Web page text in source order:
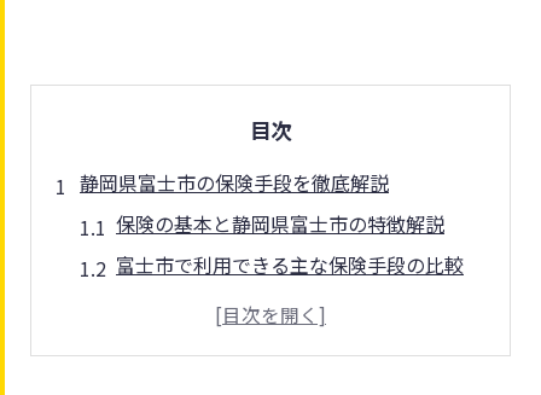
目次
静岡県富士市の保険手段を徹底解説
保険の基本と静岡県富士市の特徴解説
富士市で利用できる主な保険手段の比較
国民健康保険と民間保険の違いを整理